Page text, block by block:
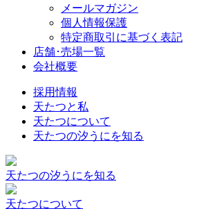
メールマガジン
個人情報保護
特定商取引に基づく表記
店舗･売場一覧
会社概要
採用情報
天たつと私
天たつについて
天たつの汐うにを知る
天たつの汐うにを知る
天たつについて